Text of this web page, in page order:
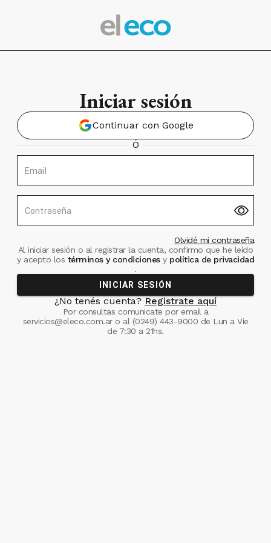
Iniciar sesión
Continuar con Google
Ó
Email
Contraseña
Olvidé mi contraseña
Al iniciar sesión o al registrar la cuenta, confirmo que he leído
y acepto los términos y condiciones ypolítica de privacidad
.
INICIAR SESIÓN
¿No tenés cuenta? Registrate aquí
Por consultas comunicate por email a
servicios@eleco.com.aro al (0249) 443-9000 de Lun a Vie
de 7:30 a 21hs.